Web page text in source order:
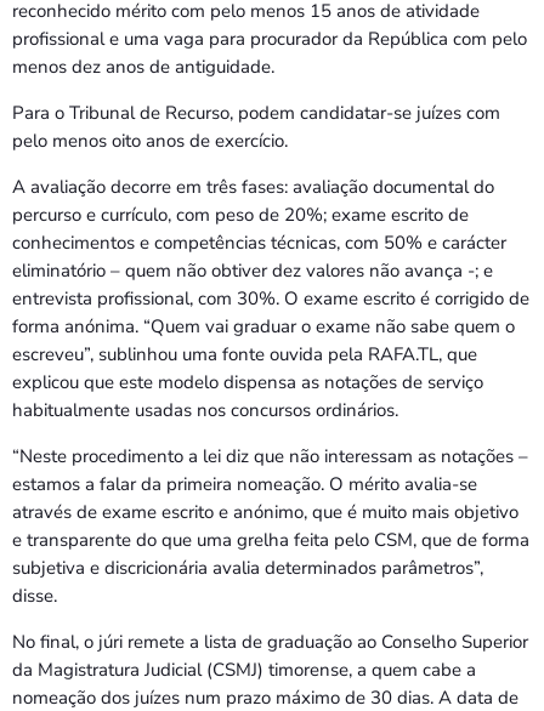
reconhecido mérito com pelo menos 15 anos de atividade
profissional e uma vaga para procurador da República com pelo
menos dez anos de antiguidade.
Para o Tribunal de Recurso, podem candidatar-se juízes com
pelo menos oito anos de exercício.
A avaliação decorre em três fases: avaliação documental do
percurso e currículo, com peso de 20%; exame escrito de
conhecimentos e competências técnicas, com 50% e carácter
eliminatório – quem não obtiver dez valores não avança -; e
entrevista profissional, com 30%. O exame escrito é corrigido de
forma anónima. “Quem vai graduar o exame não sabe quem o
escreveu”, sublinhou uma fonte ouvida pela RAFA.TL, que
explicou que este modelo dispensa as notações de serviço
habitualmente usadas nos concursos ordinários.
“Neste procedimento a lei diz que não interessam as notações –
estamos a falar da primeira nomeação. O mérito avalia-se
através de exame escrito e anónimo, que é muito mais objetivo
e transparente do que uma grelha feita pelo CSM, que de forma
subjetiva e discricionária avalia determinados parâmetros”,
disse.
No final, o júri remete a lista de graduação ao Conselho Superior
da Magistratura Judicial (CSMJ) timorense, a quem cabe a
nomeação dos juízes num prazo máximo de 30 dias. A data de